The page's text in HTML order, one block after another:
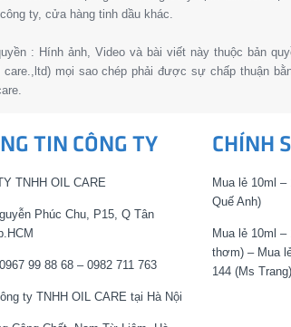
ty, cửa hàng tinh dầu khác.
: Hính ảnh, Video và bài viết này thuộc bản
care.,ltd) mọi sao chép phải được sự chấp thuận
TIN CÔNG TY
TNHH OIL CARE
Phúc Chu, P15, Q Tân
99 88 68 – 0982 711 763
ty TNHH OIL CARE tại Hà Nội
CHÍNH
Mua lẻ 10ml –
Quế Anh)
Mua lẻ 10ml –
thơm) – Mua
144 (Ms Trang)